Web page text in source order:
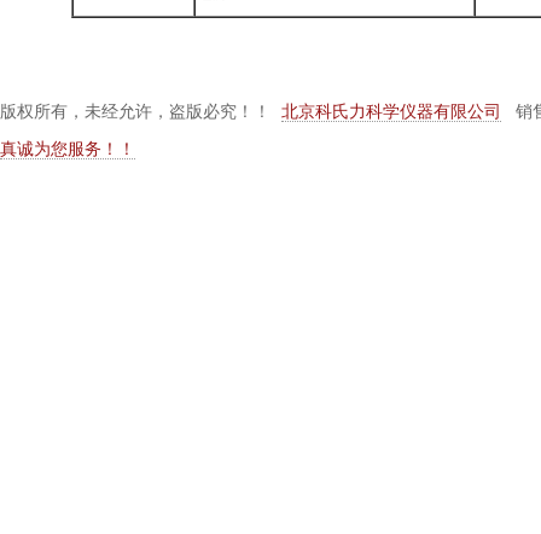
版权所有，未经允许，盗版必究！！ 北京科氏力科学仪器有限公司
销
真诚为您服务！！